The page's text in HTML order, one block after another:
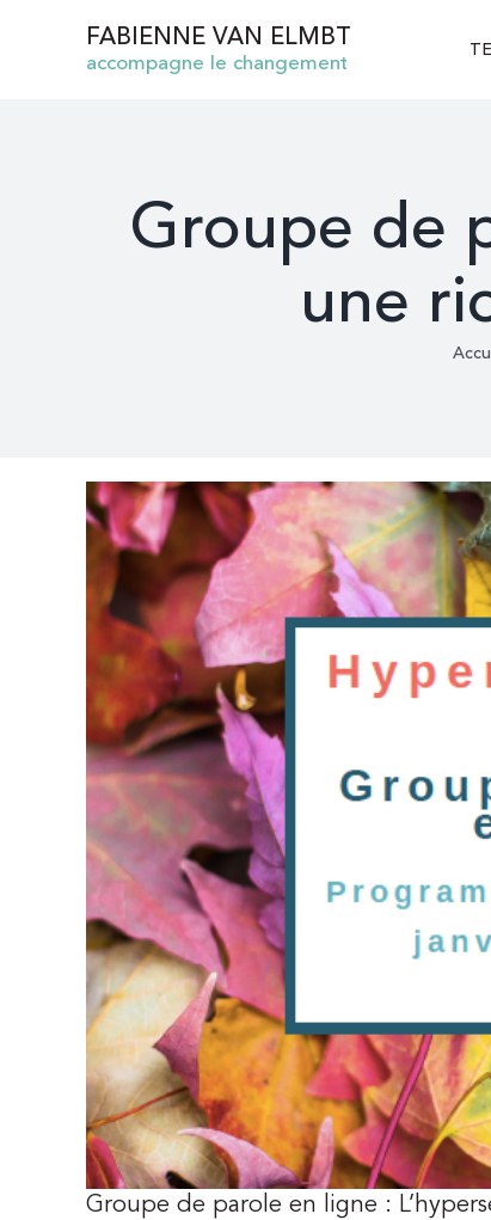
FABIENNE VAN ELMBT
accompagne le changement
Groupe de
une
Voir
l'image
agrandie
Groupe de parole en ligne :